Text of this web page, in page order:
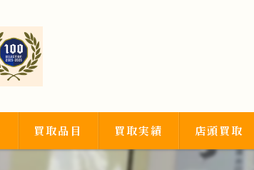
買取品目 買取実績 店頭買取